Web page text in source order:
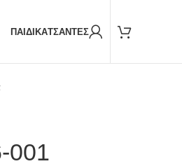
ΠΑΙΔΙΚΑΤΣΑΝΤΕΣ
001